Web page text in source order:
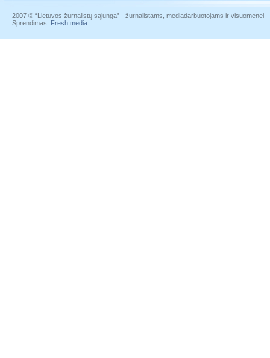
2007 © “Lietuvos žurnalistų sąjunga” - žurnalistams, mediadarbuotojams ir visuomenei
Sprendimas: Fresh media